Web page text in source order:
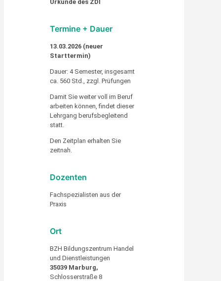
Urkunde des ZDI
Termine + Dauer
13.03.2026 (neuer
Starttermin)
Dauer: 4 Semester, insgesamt
ca. 560 Std., zzgl. Prüfungen
Damit Sie weiter voll im Beruf
arbeiten können, findet dieser
Lehrgang berufsbegleitend
statt.
Den Zeitplan erhalten Sie
zeitnah.
Dozenten
Fachspezialisten aus der
Praxis
Ort
BZH Bildungszentrum Handel
und Dienstleistungen
35039 Marburg,
Schlosserstraße 8